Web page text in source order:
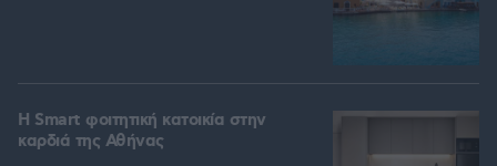
Η Smart φοιτητική κατοικία στην
καρδιά της Αθήνας